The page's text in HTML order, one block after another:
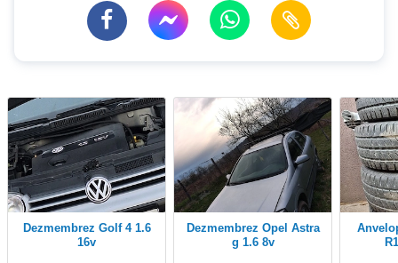
Dezmembrez Golf 4 1.6
16v
Dezmembrez Opel Astra
g 1.6 8v
Anvelope R15 R16 R17